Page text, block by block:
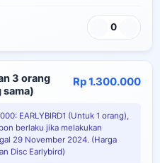
0
3 orang
Rp 1.300.000
EARLYBIRD1 (Untuk 1 orang),
berlaku jika melakukan
29 November 2024. (Harga
Disc Earlybird)